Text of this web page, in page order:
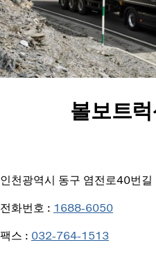
볼보트
인천광역시 동구 염전로40번길
전화번호 : 1688-6050
팩스 : 032-764-1513